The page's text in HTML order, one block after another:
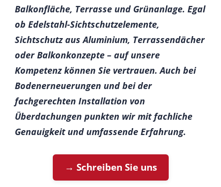
Balkonfläche, Terrasse und Grünanlage. Egal
ob Edelstahl-Sichtschutzelemente,
Sichtschutz aus Aluminium, Terrassendächer
oder Balkonkonzepte – auf unsere
Kompetenz können Sie vertrauen. Auch bei
Bodenerneuerungen und bei der
fachgerechten Installation von
Überdachungen punkten wir mit fachliche
Genauigkeit und umfassende Erfahrung.
→ Schreiben Sie uns